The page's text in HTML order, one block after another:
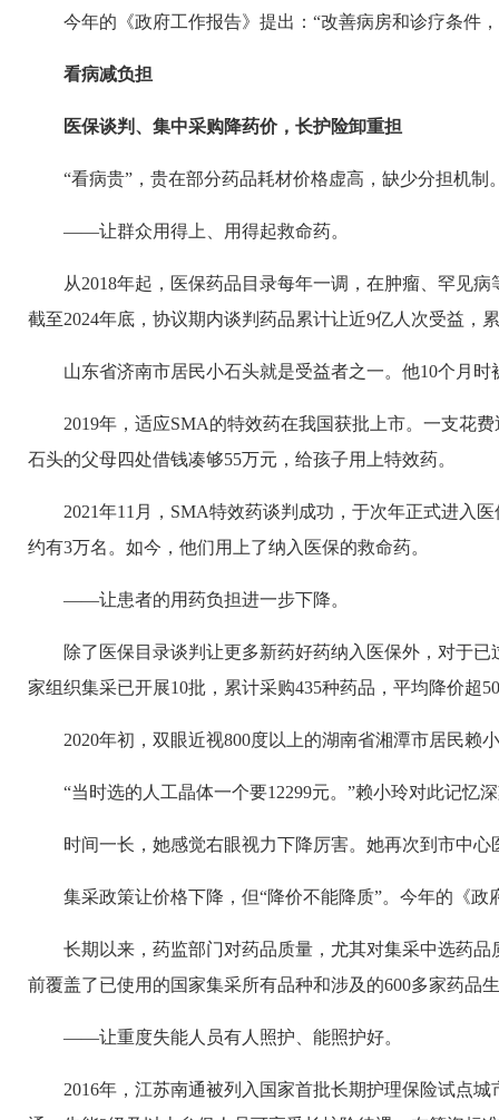
今年的《政府工作报告》提出：“改善病房和诊疗条件
看病减负担
医保谈判、集中采购降药价，长护险卸重担
“看病贵”，贵在部分药品耗材价格虚高，缺少分担机
——让群众用得上、用得起救命药。
从2018年起，医保药品目录每年一调，在肿瘤、罕见
截至2024年底，协议期内谈判药品累计让近9亿人次受益，
山东省济南市居民小石头就是受益者之一。他10个月
2019年，适应SMA的特效药在我国获批上市。一支花
石头的父母四处借钱凑够55万元，给孩子用上特效药。
2021年11月，SMA特效药谈判成功，于次年正式进入
约有3万名。如今，他们用上了纳入医保的救命药。
——让患者的用药负担进一步下降。
除了医保目录谈判让更多新药好药纳入医保外，对于
家组织集采已开展10批，累计采购435种药品，平均降价超
2020年初，双眼近视800度以上的湖南省湘潭市居民
“当时选的人工晶体一个要12299元。”赖小玲对此记忆
时间一长，她感觉右眼视力下降厉害。她再次到市中
集采政策让价格下降，但“降价不能降质”。今年的《
长期以来，药监部门对药品质量，尤其对集采中选药
前覆盖了已使用的国家集采所有品种和涉及的600多家药品
——让重度失能人员有人照护、能照护好。
2016年，江苏南通被列入国家首批长期护理保险试点